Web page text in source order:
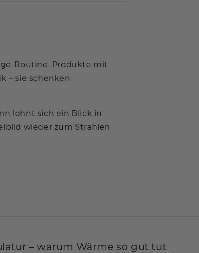
Routine. Produkte mit
– sie schenken
lohnt sich ein Blick in
wieder zum Strahlen
– warum Wärme so gut tut